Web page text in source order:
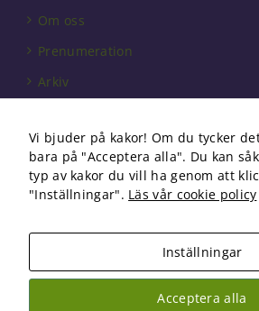
Om oss
Prenumeration
Arkiv
Förbundet
Om cookies
Copyright 2026 Fysioterapi | All
Vi bjuder på kakor! Om du tycker
bara på "Acceptera alla". Du kan
typ av kakor du vill ha genom att
"Inställningar". Läs vår cookie policy
Inställningar
Acceptera alla